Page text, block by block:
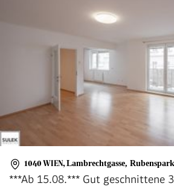
1040 WIEN, Lambrechtgasse,
***Ab 15.08.*** Gut geschnittene